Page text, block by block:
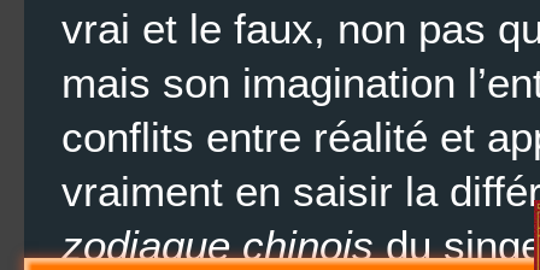
vrai et le faux, non pas
mais son imagination
conflits entre réalité et
vraiment en saisir la
zodiaque chinoisdu